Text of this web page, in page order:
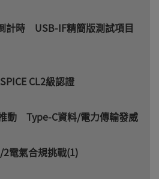
計時 USB-IF精簡版測試項目
CL2級認證
動 Type-C資料/電力傳輸發威
電氣合規挑戰(1)